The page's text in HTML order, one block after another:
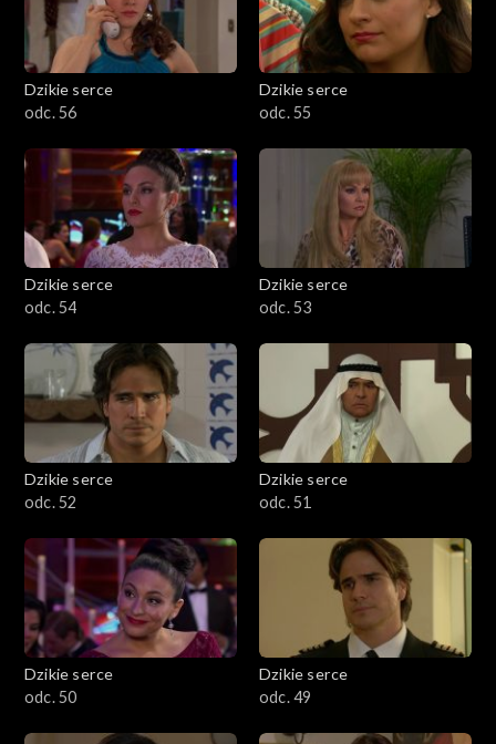
Dzikie serce
odc. 56
Dzikie serce
odc. 55
Dzikie serce
odc. 54
Dzikie serce
odc. 53
Dzikie serce
odc. 52
Dzikie serce
odc. 51
Dzikie serce
odc. 50
Dzikie serce
odc. 49